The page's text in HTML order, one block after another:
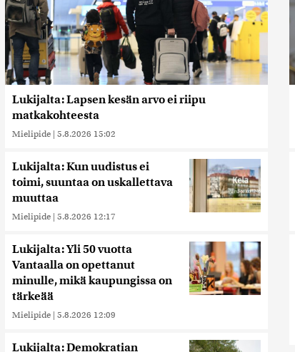
Lukijalta: Lapsen kesän arvo ei riipu
matkakohteesta
Mielipide | 5.8.2026 15:02
Lukijalta: Kun uudistus ei
toimi, suuntaa on uskallettava
muuttaa
Mielipide | 5.8.2026 12:17
Lukijalta: Yli 50 vuotta
Vantaalla on opettanut
minulle, mikä kaupungissa on
tärkeää
Mielipide | 5.8.2026 12:09
Lukijalta: Demokratian